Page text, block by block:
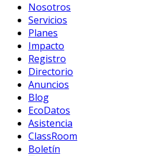
Nosotros
Servicios
Planes
Impacto
Registro
Directorio
Anuncios
Blog
EcoDatos
Asistencia
ClassRoom
Boletín